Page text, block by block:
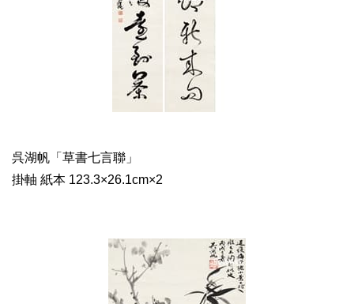
呉湖帆「草書七言聯」
掛軸 紙本 123.3×26.1cm×2